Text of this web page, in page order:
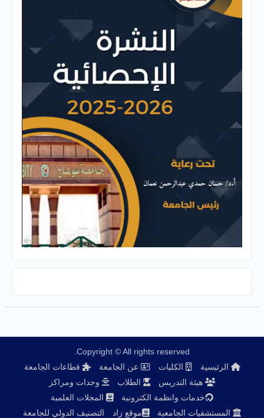
Copyright © All rights reserved.
الرئيسية
الكليات عن الجامعة
قطاعات الجامعة
هيئة التدريس
الطلاب
وحدات ومراكز
خدمات وانظمة الكترونية
المجلات العلمية
المستشفيات الجامعية
موقع زاد
التصنيف الدولي للجامعة